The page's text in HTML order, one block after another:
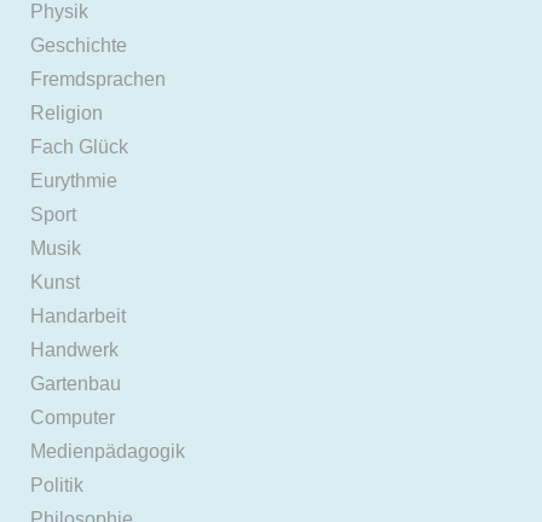
Physik
Geschichte
Fremdsprachen
Religion
Fach Glück
Eurythmie
Sport
Musik
Kunst
Handarbeit
Handwerk
Gartenbau
Computer
Medienpädagogik
Politik